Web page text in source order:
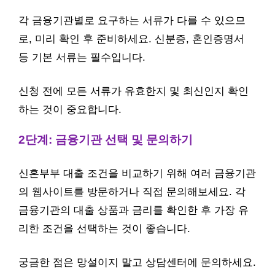
각 금융기관별로 요구하는 서류가 다를 수 있으므
로, 미리 확인 후 준비하세요. 신분증, 혼인증명서
등 기본 서류는 필수입니다.
신청 전에 모든 서류가 유효한지 및 최신인지 확인
하는 것이 중요합니다.
2단계: 금융기관 선택 및 문의하기
신혼부부 대출 조건을 비교하기 위해 여러 금융기관
의 웹사이트를 방문하거나 직접 문의해보세요. 각
금융기관의 대출 상품과 금리를 확인한 후 가장 유
리한 조건을 선택하는 것이 좋습니다.
궁금한 점은 망설이지 말고 상담센터에 문의하세요.